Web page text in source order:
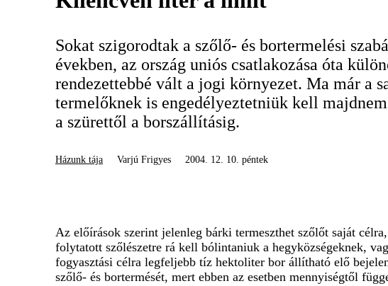
Sokat szigorodtak a szőlő- és bortermelési
években, az ország uniós csatlakozása óta
rendezettebbé vált a jogi környezet. Ma már a
termelőknek is engedélyeztetniük kell
a szürettől a borszállításig.
Házunk tája Varjú Frigyes 2004. 12. 10. péntek
Az előírások szerint jelenleg bárki termeszthet szőlőt saját
folytatott szőlészetre rá kell bólintaniuk a hegyközségeknek,
fogyasztási célra legfeljebb tíz hektoliter bor állítható elő
szőlő- és bortermését, mert ebben az esetben mennyiségtől